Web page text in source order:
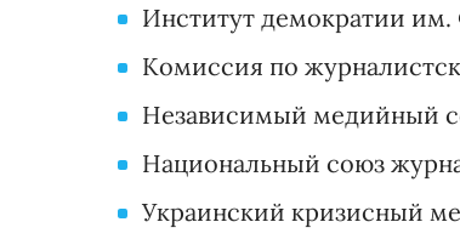
Институт демократии
Комиссия по
Независимый медийный
Национальный союз
Украинский кризисный